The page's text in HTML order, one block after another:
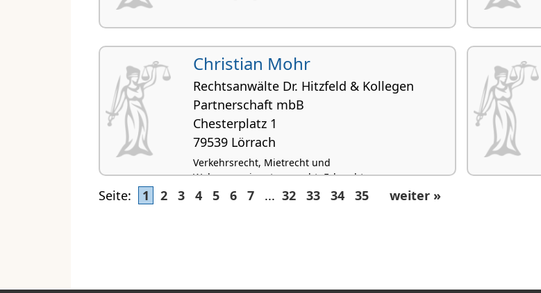
Christian Mohr
Rechtsanwälte Dr. Hitzfeld & Kollegen
Partnerschaft mbB
Chesterplatz 1
79539 Lörrach
Verkehrsrecht, Mietrecht und
Wohnungseigentumsrecht, Erbrecht,
Versicherungsrecht, Arzthaftungsrecht
Seite: 1 2 3 4 5 6 7 ... 32 33 34 35 weiter »